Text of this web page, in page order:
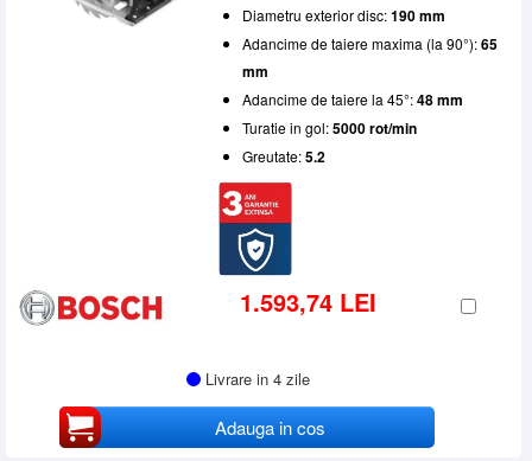
Diametru exterior disc:190 mm
Adancime de taiere maxima (la 90°):65
mm
Adancime de taiere la 45°:48 mm
Turatie in gol:5000 rot/min
Greutate:5.2
1.593,74 LEI
Livrare in 4 zile
Adauga in cos